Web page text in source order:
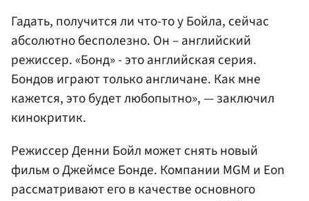
Гадать, получится ли что-то у Бойла, сейчас
абсолютно бесполезно. Он – английский
режиссер. «Бонд» - это английская серия.
Бондов играют только англичане. Как мне
кажется, это будет любопытно», — заключил
кинокритик.
Режиссер Денни Бойл может снять новый
фильм о Джеймсе Бонде. Компании MGM и Eon
рассматривают его в качестве основного